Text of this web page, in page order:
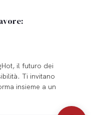
il futuro dei
Ti invitano
insieme a un